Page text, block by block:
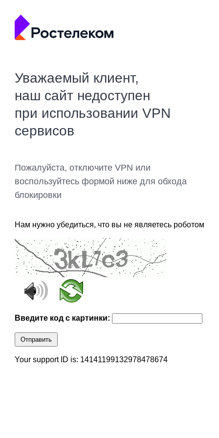
Уважаемый клиент,
наш сайт недоступен
при использовании VPN
сервисов
Пожалуйста, отключите VPN или
воспользуйтесь формой ниже для обхода
блокировки
Нам нужно убедиться, что вы не являетесь роботом
Введите код с картинки:
Отправить
Your support ID is: 14141199132978478674